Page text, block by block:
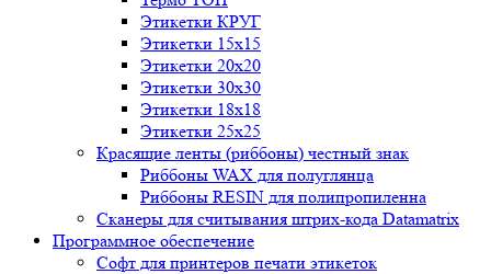
Этикетки КРУГ
Этикетки 15х15
Этикетки 20х20
Этикетки 30х30
Этикетки 18х18
Этикетки 25х25
Красящие ленты (риббоны) честный знак
Риббоны WAX для полуглянца
Риббоны RESIN для полипропиленна
Сканеры для считывания штрих-кода Datamatrix
Программное обеспечение
Софт для принтеров печати этикеток